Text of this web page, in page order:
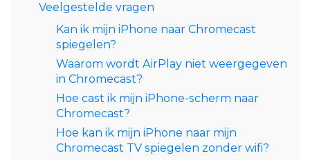
Veelgestelde vragen
Kan ik mijn iPhone naar Chromecast
spiegelen?
Waarom wordt AirPlay niet weergegeven
in Chromecast?
Hoe cast ik mijn iPhone-scherm naar
Chromecast?
Hoe kan ik mijn iPhone naar mijn
Chromecast TV spiegelen zonder wifi?